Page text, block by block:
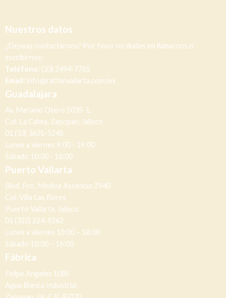
Nuestros datos
¿Deseas contactarnos? Por favor no dudes en llamarnos o
escribirnos:
Teléfono: (33) 2494-7765
Email: info@rattanvallarta.com.mx
Guadalajara
Av. Mariano Otero 5035-1,
Col. La Calma, Zapopan, Jalisco
01 (33) 3631-5245
Lunes a viernes 9:00 - 19:00
Sábado 10:00 - 16:00
Puerto Vallarta
Blvd. Fco. Medina Ascencio 2940
Col. Villa Las flores
Puerto Vallarta, Jalisco
01 (322) 224-9262
Lunes a viernes 10:00 – 18:00
Sábado 10:00 – 16:00
Fábrica
Felipe Angeles 1085
Agua Blanca Industrial